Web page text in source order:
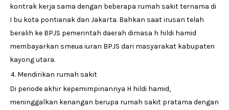
kontrak kerja sama dengan beberapa rumah sakit ternama di
I bu kota pontianak dan Jakarta. Bahkan saat irusan telah
beralih ke BPJS pemerintah daerah dimasa h hildi hamid
membayarkan smeua iuran BPJS dari masyarakat kabupaten
kayong utara.
Mendirikan rumah sakit
Di periode akhir kepemimpinannya H hildi hamid,
meninggalkan kenangan berupa rumah sakit pratama dengan